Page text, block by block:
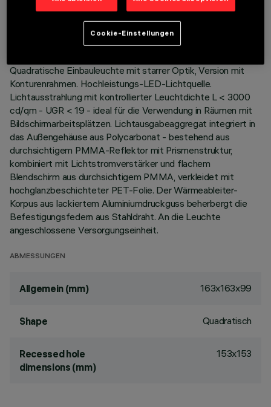
Quadratische Einbauleuchte mit starrer Optik, Version mit
Konturenrahmen. Hochleistungs-LED-Lichtquelle.
Lichtausstrahlung mit kontrollierter Leuchtdichte L < 3000
cd/qm - UGR < 19 - ideal für die Verwendung in Räumen mit
Bildschirmarbeitsplätzen. Lichtausgabeaggregat integriert in
das Außengehäuse aus Polycarbonat - bestehend aus
durchsichtigem PMMA-Reflektor mit Prismenstruktur,
kombiniert mit Lichtstromverstärker und flachem
Blendschirm aus durchsichtigem PMMA, verkleidet mit
hochglanzbeschichteter PET-Folie. Der Wärmeableiter-
Korpus aus lackiertem Aluminiumdruckguss beherbergt die
Befestigungsfedern aus Stahldraht. An die Leuchte
angeschlossene Versorgungseinheit.
ABMESSUNGEN
Allgemein (mm) 163x163x99
Shape Quadratisch
Recessed hole
dimensions (mm)
153x153
Cookie-Einstellungen